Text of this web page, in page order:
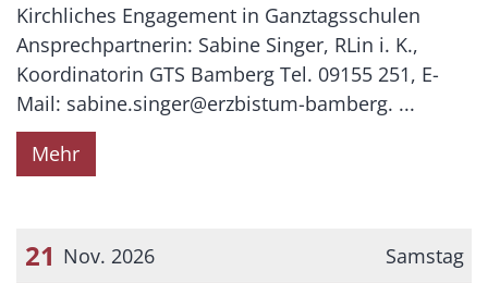
Kirchliches Engagement in Ganztagsschulen
Ansprechpartnerin: Sabine Singer, RLin i. K.,
Koordinatorin GTS Bamberg Tel. 09155 251, E-
Mail: sabine.singer@erzbistum-bamberg. ...
Mehr
Samstag
21 Nov. 2026